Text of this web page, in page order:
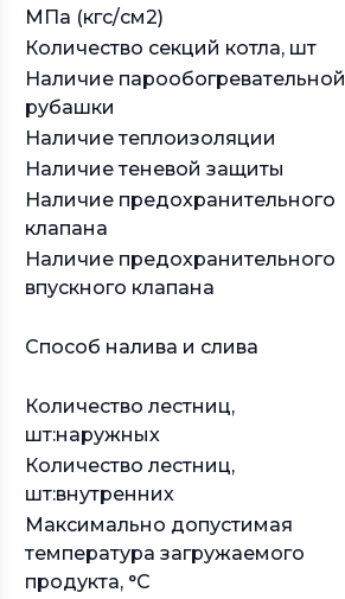
МПа (кгс/см2)
Количество секций котла, шт
Наличие парообогревательной
рубашки
Наличие теплоизоляции
Наличие теневой защиты
Наличие предохранительного
клапана
Наличие предохранительного
впускного клапана
Способ налива и слива
Количество лестниц,
шт:наружных
Количество лестниц,
шт:внутренних
Максимально допустимая
температура загружаемого
продукта, °С